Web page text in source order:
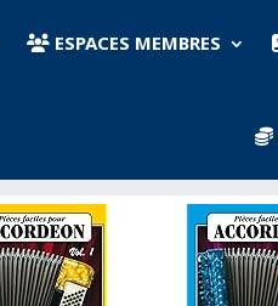
ESPACES MEMBRES